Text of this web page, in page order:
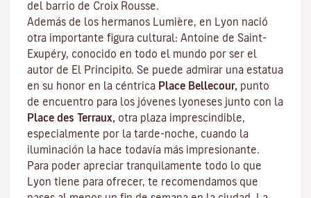
del barrio de Croix Rousse.
Además de los hermanos Lumière, en Lyon nació
otra importante figura cultural: Antoine de Saint-
Exupéry, conocido en todo el mundo por ser el
autor de El Principito. Se puede admirar una estatua
en su honor en la céntrica Place Bellecour, punto
de encuentro para los jóvenes lyoneses junto con la
Place des Terraux, otra plaza imprescindible,
especialmente por la tarde-noche, cuando la
iluminación la hace todavía más impresionante.
Para poder apreciar tranquilamente todo lo que
Lyon tiene para ofrecer, te recomendamos que